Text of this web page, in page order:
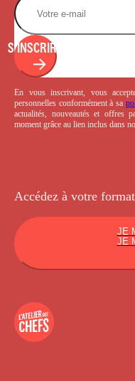
S'INSCRIRE
En vous inscrivant, vous
personnelles conformément à sa
actualités, nouveautés et offres
moment grâce au lien inclus dans
Accédez à votre
JE
JE